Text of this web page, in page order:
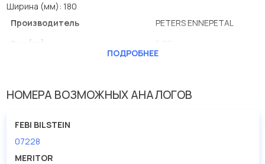
Ширина (мм): 180
Производитель
PETERS ENNEPETAL
Вес [кг]
ПОДРОБНЕЕ
НОМЕРА ВОЗМОЖНЫХ АНАЛОГОВ
FEBI BILSTEIN
07228
MERITOR